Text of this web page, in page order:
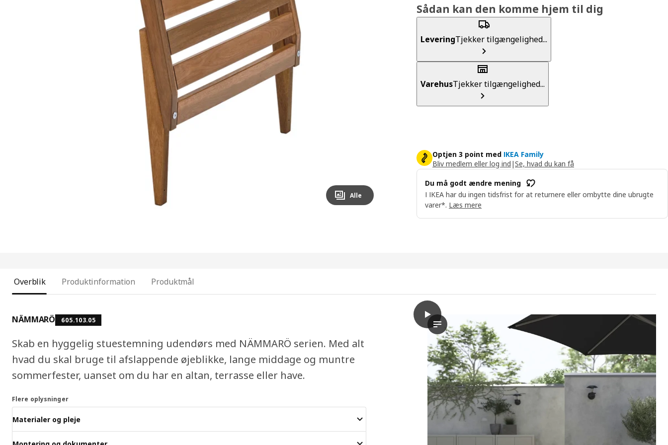
Image zoomed out, normal view
Alle
Sådan kan den komme hjem til dig
LeveringTjekker tilgængelighed...
VarehusTjekker tilgængelighed...
Optjen 3 point med IKEA Family
Bliv medlem eller log ind |Se, hvad du kan få
Du må godt ændre mening
I IKEA har du ingen tidsfrist for at returnere eller ombytte dine ubrugte
varer*. Læs mere
Overblik Produktinformation Produktmål
NÄMMARÖ 605.103.05
Skab en hyggelig stuestemning udendørs med NÄMMARÖ serien. Med alt
hvad du skal bruge til afslappende øjeblikke, lange middage og muntre
sommerfester, uanset om du har en altan, terrasse eller have.
Flere oplysninger
Materialer og pleje
play
I videoen kan du se en demonstration af, hvordan NÄMMARÖ
NÄMMARÖ Ryglæn til modulsofa, udendørs, lysebrun med bejdse, 60x56